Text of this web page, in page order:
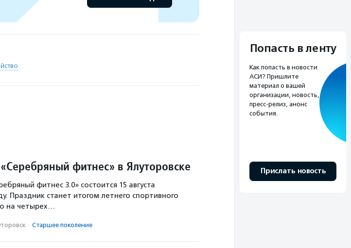
фитнес» в Ялуторовске
фитнес 3.0» состоится 15 августа
Праздник станет итогом летнего спортивного
на четырех…
· Старшее поколение
Попасть в ленту
Как попасть в новости
АСИ? Пришлите
материал о вашей
организации, новость,
пресс-релиз, анонс
события.
Прислать новость